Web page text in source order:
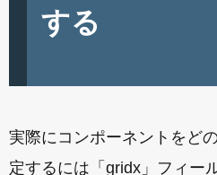
する
実際にコンポーネントをど
定するには「gridx」フィー